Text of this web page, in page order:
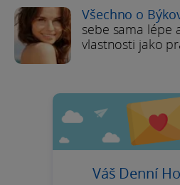
Všechno o
sebe sama lépe
vlastnosti jako
Váš Denní